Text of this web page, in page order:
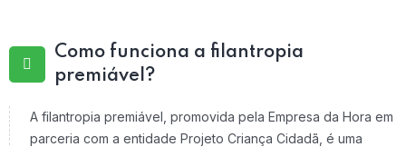
Como funciona a filantropia
premiável?
A filantropia premiável, promovida pela Empresa da Hora em
parceria com a entidade Projeto Criança Cidadã, é uma